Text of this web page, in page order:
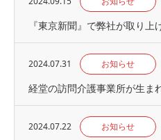
『東京新聞』で弊社が取り上
2024.07.31 お知らせ
経堂の訪問介護事業所が生ま
2024.07.22 お知らせ